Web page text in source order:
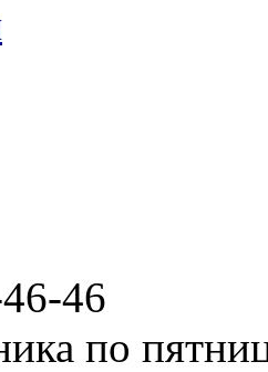
46
по